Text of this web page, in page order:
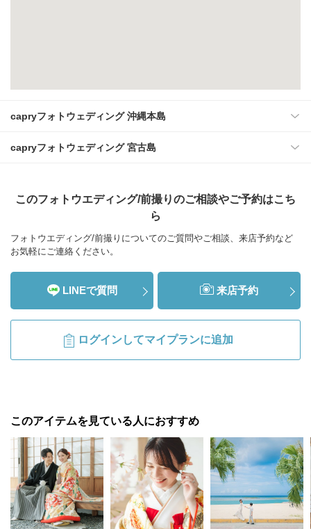
capryフォトウェディング 沖縄本島
capryフォトウェディング 宮古島
このフォトウエディング/前撮りのご相談やご予約はこち
ら
フォトウエディング/前撮りについてのご質問やご相談、来店予約など
お気軽にご連絡ください。
LINEで質問 来店予約
ログインしてマイプランに追加
このアイテムを見ている人におすすめ